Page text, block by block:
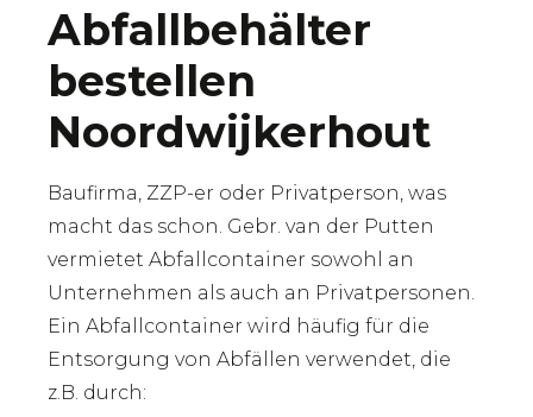
Abfallbehälter
bestellen
Noordwijkerhout
Baufirma, ZZP-er oder Privatperson, was
macht das schon. Gebr. van der Putten
vermietet Abfallcontainer sowohl an
Unternehmen als auch an Privatpersonen.
Ein Abfallcontainer wird häufig für die
Entsorgung von Abfällen verwendet, die
z.B. durch: